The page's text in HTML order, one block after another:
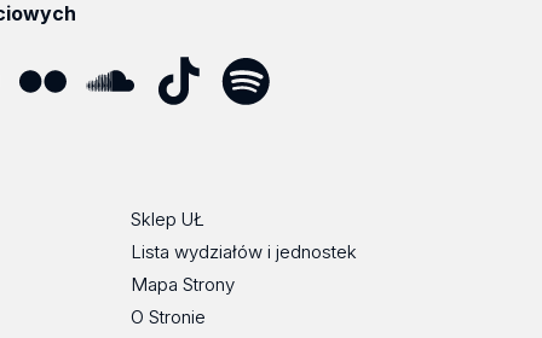
Sklep UŁ
Lista wydziałów i jednostek
Mapa Strony
O Stronie